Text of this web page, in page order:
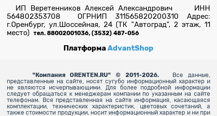
ИП Веретенников Алексей Александрович ИНН
564802353708 ОГРНИП 311565820200310 Адрес:
г.Оренбург, ул.Шоссейная, 24 (ТК "Автоград", 2 этаж, 11
место) тел. 88002001036, (3532) 487-056
ПлатформаAdvantShop
" Компания ORENTEN.RU" © 2011-2026.
Все данные,
представленные на сайте, носят сугубо информационный характер и
не являются исчерпывающими. Для более подробной информации
следует обращаться к менеджерам компании по указанным на сайте
телефонам. Вся представленная на сайте информация, касающаяся
комплектации, технических характеристик, цветовых сочетаний, а
также стоимости продукции, носит информационный характер и ни при